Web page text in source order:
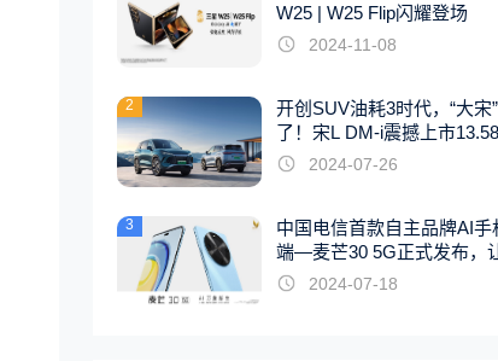
W25 | W25 Flip闪耀登场
2024-11-08
2
开创SUV油耗3时代，“大宋
了！宋L DM-i震撼上市
起
2024-07-26
3
中国电信首款自主品牌AI手
端—麦芒30 5G正式发布，
触手可及2024-07-18